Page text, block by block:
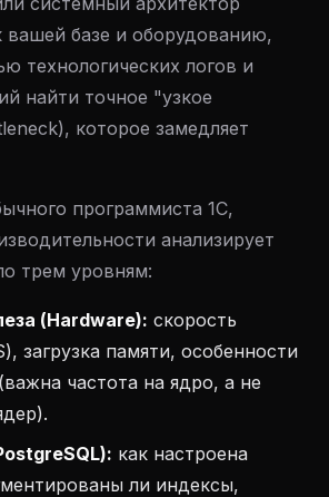
вашей базе и оборудованию,
технологических логов и
найти точное "узкое
которое замедляет
программиста 1С,
анализирует
трем уровням:
(Hardware): скорость
загрузка памяти, особенности
частота на ядро, а не
как настроена
ли индексы,